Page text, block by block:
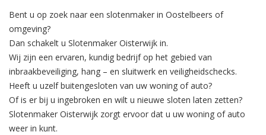
Bent u op zoek naar een slotenmaker in Oostelbeers of
omgeving?
Dan schakelt u Slotenmaker Oisterwijk in.
Wij zijn een ervaren, kundig bedrijf op het gebied van
inbraakbeveiliging, hang – en sluitwerk en veiligheidschecks.
Heeft u uzelf buitengesloten van uw woning of auto?
Of is er bij u ingebroken en wilt u nieuwe sloten laten zetten?
Slotenmaker Oisterwijk zorgt ervoor dat u uw woning of auto
weer in kunt.